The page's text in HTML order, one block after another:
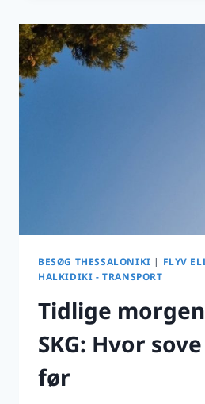
AFGANGE
&
TERMINAL
BESØG THESSALONIKI | FLYV
HALKIDIKI - TRANSPORT
Tidlige
SKG: Hvor
før